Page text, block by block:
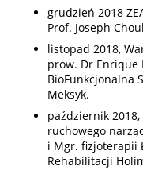
grudzień 2018
Prof. Joseph
listopad 2018,
prow. Dr Enrique
BioFunkcjonalna
Meksyk.
październik 2018,
ruchowego
i Mgr. fizjoterapii
Rehabilitacji